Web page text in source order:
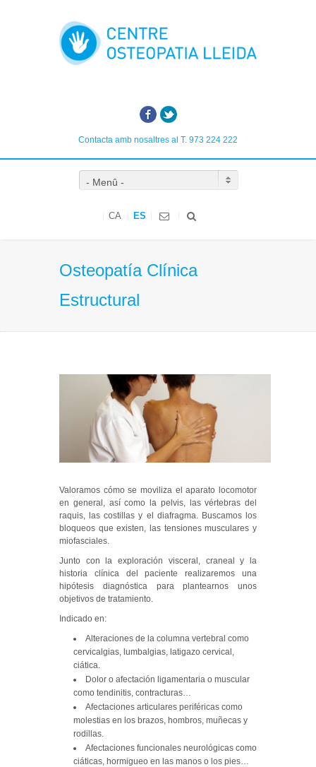
Facebook
Twitter
Contacta amb nosaltres al T. 973 224 222
- Menû -
CA ES
Osteopatía Clínica
Estructural
Valoramos cómo se moviliza el aparato locomotor
en general, así como la pelvis, las vértebras del
raquis, las costillas y el diafragma. Buscamos los
bloqueos que existen, las tensiones musculares y
miofasciales.
Junto con la exploración visceral, craneal y la
historia clínica del paciente realizaremos una
hipótesis diagnóstica para plantearnos unos
objetivos de tratamiento.
Indicado en:
Alteraciones de la columna vertebral como
cervicalgias, lumbalgias, latigazo cervical,
ciática.
Dolor o afectación ligamentaria o muscular
como tendinitis, contracturas…
Afectaciones articulares periféricas como
molestias en los brazos, hombros, muñecas y
rodillas.
Afectaciones funcionales neurológicas como
ciáticas, hormigueo en las manos o los pies…